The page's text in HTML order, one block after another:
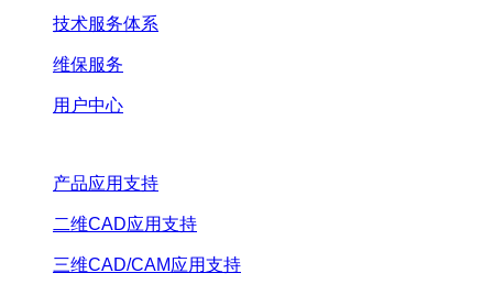
技术服务体系
维保服务
用户中心
产品应用支持
二维CAD应用支持
三维CAD/CAM应用支持